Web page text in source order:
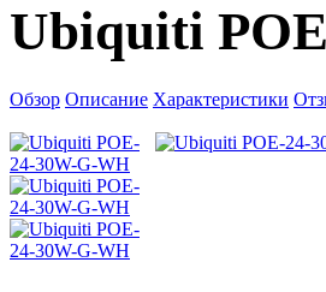
Ubiquiti
Обзор Описание Характеристики